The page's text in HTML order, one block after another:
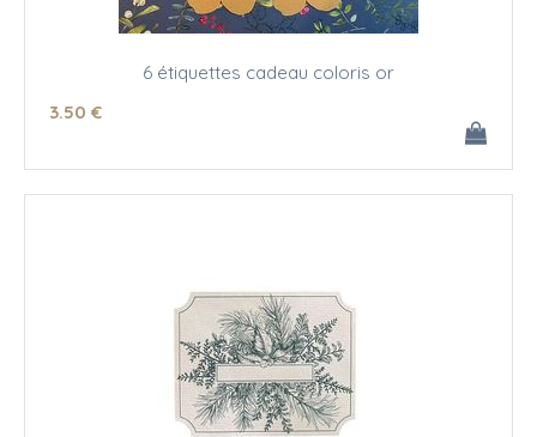
6 étiquettes cadeau coloris or
3.50 €